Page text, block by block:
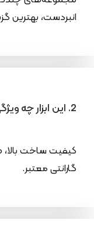
انبردست، بهترین
2. این ابزار چه ویژگی خاصی دارد؟
کیفیت ساخت بالا،
گارانتی معتبر.